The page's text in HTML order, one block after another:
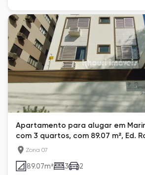
Apartamento para alugar em
com 3 quartos, com 89.07 m², Ed.
Zona 07
89.07m² 3 2